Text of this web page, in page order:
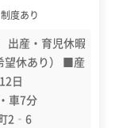
度あり
産・育児休暇
望休あり） ■産
日
車7分
2‐6